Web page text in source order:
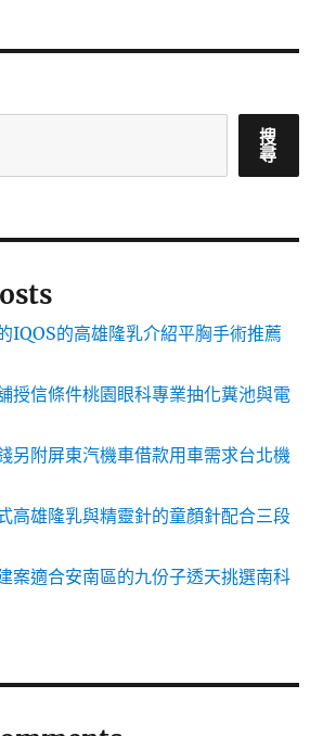
搜
尋
IQOS的高雄隆乳介紹平胸手術推薦
授信條件桃園眼科專業抽化糞池與電
另附屏東汽機車借款用車需求台北機
高雄隆乳與精靈針的童顏針配合三段
案適合安南區的九份子透天挑選南科